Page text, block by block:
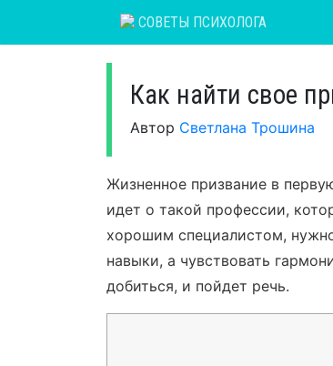
СОВЕТЫ ПСИХОЛОГА
Как найти свое
Автор Светлана Трошина
Жизненное призвание в
идет о такой профессии,
хорошим специалистом,
навыки, а чувствовать
добиться, и пойдет речь.